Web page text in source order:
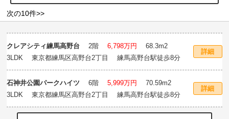
次の10件>>
クレアシティ練馬高野台 2階6,798万円 68.3m2
3LDK 東京都練馬区高野台2丁目 練馬高野台駅徒歩8分
詳細
石神井公園パークハイツ 6階5,999万円 70.59m2
3LDK 東京都練馬区高野台2丁目 練馬高野台駅徒歩8分
詳細